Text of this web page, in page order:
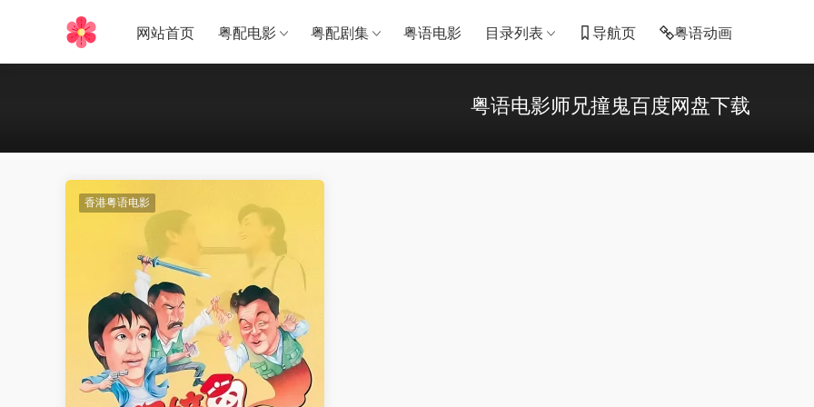
网站首页 粤配电影 粤配剧集 粤语电影 目录列表 导航页 粤语动画
粤语电影师兄撞鬼百度网盘下载
香港粤语电影